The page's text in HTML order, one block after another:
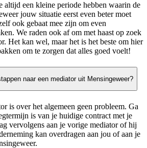
altijd een kleine periode hebben waarin de
jouw situatie eerst even beter moet
ook gebaat mee zijn om even
We raden ook af om met haast op zoek
Het kan wel, maar het is het beste om hier
om te zorgen dat alles goed voelt!
naar een mediator uit Mensingeweer?
is over het algemeen geen probleem. Ga
is van je huidige contract met je
vervolgens aan je vorige mediator of hij
kan overdragen aan jou of aan je